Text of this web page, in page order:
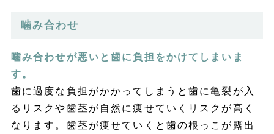
噛み合わせ
噛み合わせが悪いと歯に負担をかけてしまいま
す。
歯に過度な負担がかかってしまうと歯に亀裂が入
るリスクや歯茎が自然に痩せていくリスクが高く
なります。歯茎が痩せていくと歯の根っこが露出